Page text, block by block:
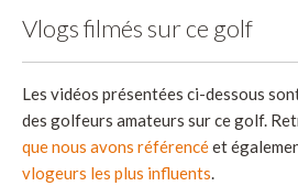
Vlogs filmés sur ce golf
Les vidéos présentées ci-dessous
des golfeurs amateurs sur ce golf.
que nous avons référencéet
vlogeurs les plus influents.